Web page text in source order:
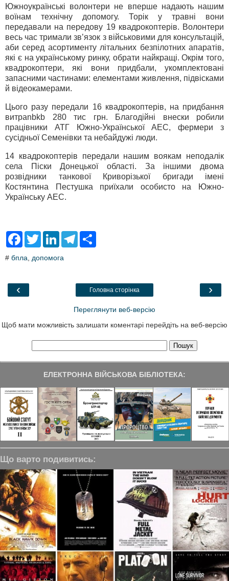
Южноукраїнські волонтери не вперше надають нашим
воїнам технічну допомогу. Торік у травні вони
передавали на передову 19 квадрокоптерів. Волонтери
весь час тримали зв’язок з військовими для консультацій,
аби серед асортименту літальних безпілотних апаратів,
які є на українському ринку, обрати найкращі. Окрім того,
квадрокоптери, які вони придбали, укомплектовані
запасними частинами: елементами живлення, підвісками
й відеокамерами.
Цього разу передали 16 квадрокоптерів, на придбання
витраnbkb 280 тис грн. Благодійні внески робили
працівники АТГ Южно-Української АЕС, фермери з
сусідньої Семенівки та небайдужі люди.
14 квадрокоптерів передали нашим воякам неподалік
села Піски Донецької області. За іншими двома
розвідники танкової Криворізької бригади імені
Костянтина Пестушка приїхали особисто на Южно-
Українську АЕС.
F
e
o
T
t
L
k
T
a
# бпла допомога
‹ ›
Головна сторінка
Переглянути веб-версію
Щоб мати можливість залишати коментарі перейдіть на веб-версію
ЕЛЕКТРОННА ВІЙСЬКОВА БІБЛІОТЕКА:
Що варто подивитись: